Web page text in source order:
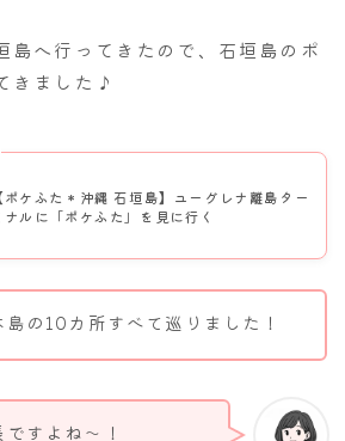
島へ行ってきたので、石垣島のポ
きました♪
ポケふた＊沖縄 石垣島】ユーグレナ離島ター
ナルに「ポケふた」を見に行く
島の10カ所すべて巡りました！
すよね～！